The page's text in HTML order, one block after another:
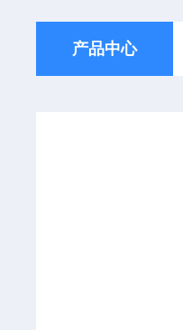
产品中心